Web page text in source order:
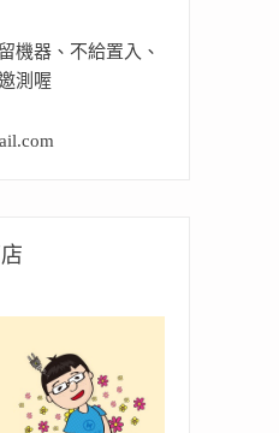
機器、不給置入、
測喔